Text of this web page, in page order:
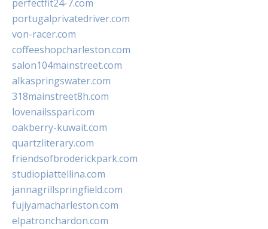
perfectfit24-7.com
portugalprivatedriver.com
von-racer.com
coffeeshopcharleston.com
salon104mainstreet.com
alkaspringswater.com
318mainstreet8h.com
lovenailsspari.com
oakberry-kuwait.com
quartzliterary.com
friendsofbroderickpark.com
studiopiattellina.com
jannagrillspringfield.com
fujiyamacharleston.com
elpatronchardon.com